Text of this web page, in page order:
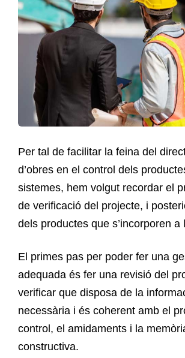
Per tal de facilitar la feina del
d’obres en el control dels
sistemes, hem volgut recordar el
de verificació del projecte, i
dels productes que s’incorporen a
El primes pas per poder fer una
adequada és fer una revisió del
verificar que disposa de la
necessària i és coherent amb el
control, el amidaments i la
constructiva.